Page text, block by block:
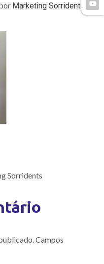
Marketing Sorridents
Sorridents
Campos